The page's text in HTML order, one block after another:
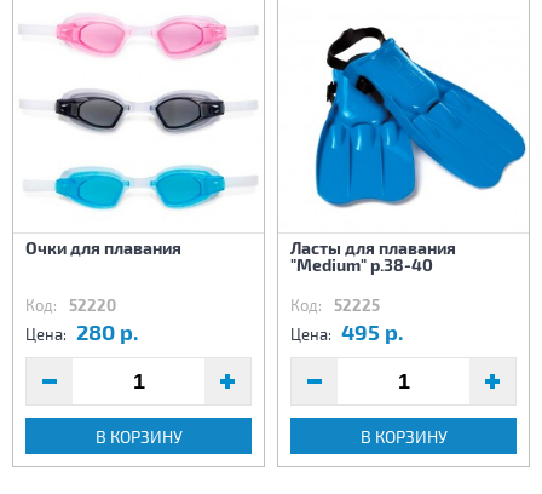
Очки для плавания
Код: 52220
Цена: 280 р.
В КОРЗИНУ
Ласты для плавания
"Medium" р.38-40
Код: 52225
Цена: 495 р.
В КОРЗИНУ